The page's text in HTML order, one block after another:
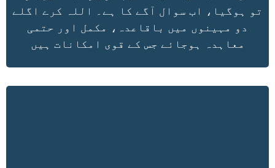
تو ہوگیا، اب سوال آگے کا ہے۔ اللہ کرے اگلے
دو مہینوں میں باقاعدہ، مکمل اور حتمی
معاہدہ ہوجائے جس کے قوی امکانات ہیں